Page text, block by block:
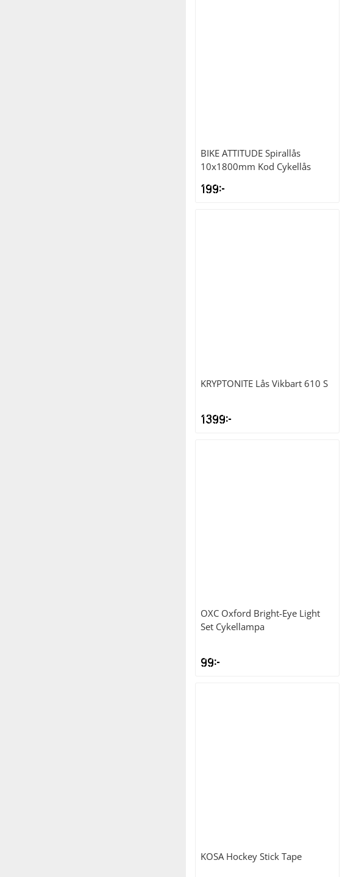
BIKE ATTITUDE Spirallås
10x1800mm Kod Cykellås
199kr
KRYPTONITE Lås Vikbart 610 S
1399kr
OXC Oxford Bright-Eye Light
Set Cykellampa
99kr
KOSA Hockey Stick Tape